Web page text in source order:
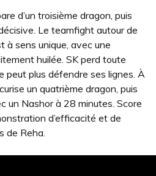
d’un troisième dragon, puis
Le teamfight autour de
à sens unique, avec une
huilée. SK perd toute
peut plus défendre ses lignes. À
un quatrième dragon, puis
un Nashor à 28 minutes. Score
d’efficacité et de
de Reha.